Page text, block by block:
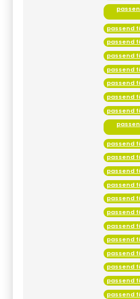
passend
passend
passend
passend
passend
passend
passend
passend
passend
passend
passend
passend
passend
passend
passend
passend
passend
passend
passend